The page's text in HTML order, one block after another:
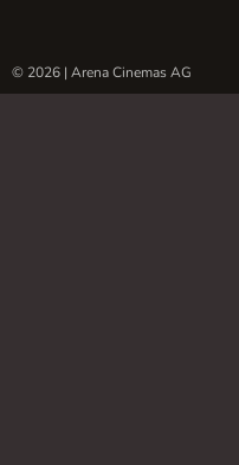
© 2026 | Arena Cinemas AG